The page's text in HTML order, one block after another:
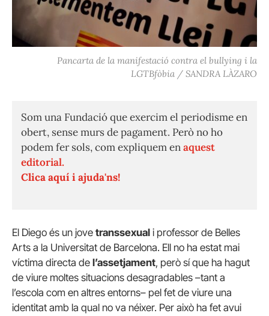
Pancarta de la manifestació contra el bullying i la
LGTBfòbia / SANDRA LÀZARO
Som una Fundació que exercim el periodisme en
obert, sense murs de pagament. Però no ho
podem fer sols, com expliquem enaquest
editorial.
Clica aquí i ajuda'ns!
El Diego és un jove transsexual i professor de Belles
Arts a la Universitat de Barcelona. Ell no ha estat mai
víctima directa de l’assetjament, però sí que ha hagut
de viure moltes situacions desagradables –tant a
l’escola com en altres entorns– pel fet de viure una
identitat amb la qual no va néixer. Per això ha fet avui